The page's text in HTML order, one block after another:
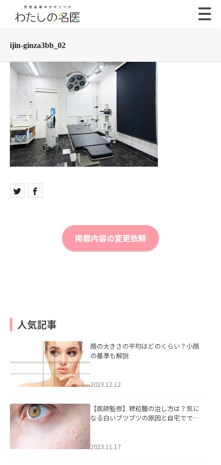
ijin-ginza3bb_02
掲載内容の変更依頼
人気記事
顔の大きさの平均はどのくらい？小顔
の基準も解説
2023.12.12
【医師監修】稗粒腫の治し方は？気に
なる白いブツブツの原因と自宅ででき
2023.11.17